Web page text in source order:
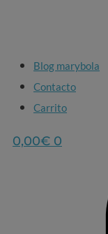
Blog marybola
Contacto
Carrito
0,00€ 0